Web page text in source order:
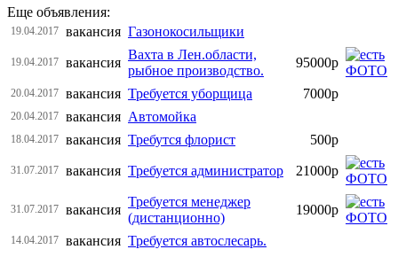
Еще объявления:
19.04.2017 вакансия Газонокосильщики
19.04.2017 вакансия
Вахта в Лен.области,
рыбное производство.
95000р
20.04.2017 вакансия Требуется уборщица 7000р
20.04.2017 вакансия Автомойка
18.04.2017 вакансия Требутся флорист 500р
31.07.2017 вакансия Требуется администратор 21000р
31.07.2017 вакансия
Требуется менеджер
(дистанционно)
19000р
14.04.2017 вакансия Требуется автослесарь.